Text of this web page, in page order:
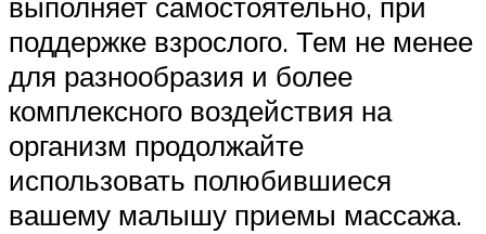
поддержке взрослого. Тем не менее
для разнообразия и более
комплексного воздействия на
организм продолжайте
использовать полюбившиеся
вашему малышу приемы массажа.